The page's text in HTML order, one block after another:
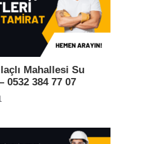
Mahallesi Su
0532 384 77 07